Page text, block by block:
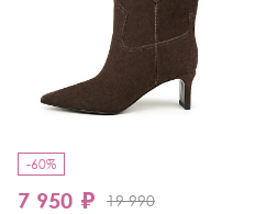
-60%
7 950 ₽ 19 990